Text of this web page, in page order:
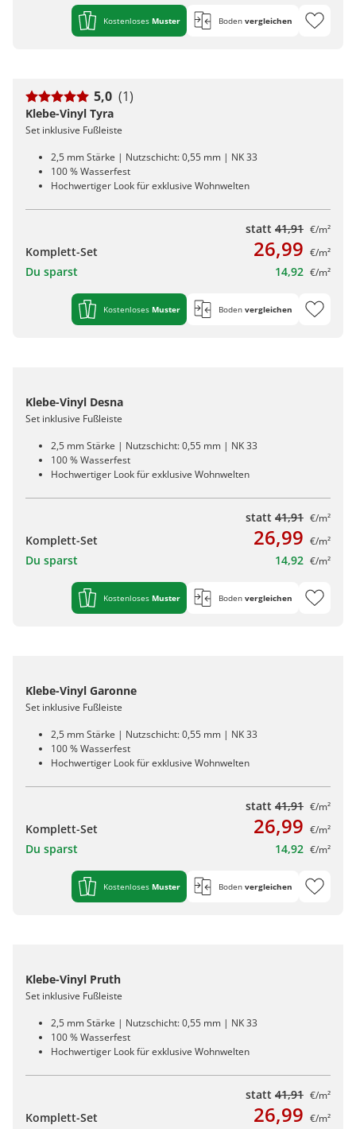
Kostenloses Muster Boden vergleichen
5,0 (1)
Klebe-Vinyl Tyra
Set inklusive Fußleiste
2,5 mm Stärke | Nutzschicht: 0,55 mm | NK 33
100 % Wasserfest
Hochwertiger Look für exklusive Wohnwelten
statt 41,91 €/m²
Komplett-Set 26,99 €/m²
Du sparst 14,92 €/m²
Kostenloses Muster Boden vergleichen
Klebe-Vinyl Desna
Set inklusive Fußleiste
2,5 mm Stärke | Nutzschicht: 0,55 mm | NK 33
100 % Wasserfest
Hochwertiger Look für exklusive Wohnwelten
statt 41,91 €/m²
Komplett-Set 26,99 €/m²
Du sparst 14,92 €/m²
Kostenloses Muster Boden vergleichen
Klebe-Vinyl Garonne
Set inklusive Fußleiste
2,5 mm Stärke | Nutzschicht: 0,55 mm | NK 33
100 % Wasserfest
Hochwertiger Look für exklusive Wohnwelten
statt 41,91 €/m²
Komplett-Set 26,99 €/m²
Du sparst 14,92 €/m²
Kostenloses Muster Boden vergleichen
Klebe-Vinyl Pruth
Set inklusive Fußleiste
2,5 mm Stärke | Nutzschicht: 0,55 mm | NK 33
100 % Wasserfest
Hochwertiger Look für exklusive Wohnwelten
statt 41,91 €/m²
Komplett-Set 26,99 €/m²